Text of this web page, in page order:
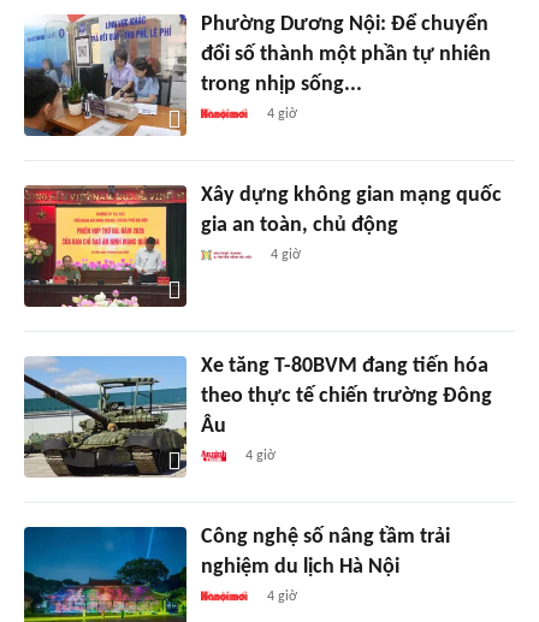
Phường Dương Nội: Để chuyển
đổi số thành một phần tự nhiên
trong nhịp sống...
4 giờ
Xây dựng không gian mạng quốc
gia an toàn, chủ động
4 giờ
Xe tăng T-80BVM đang tiến hóa
theo thực tế chiến trường Đông
Âu
4 giờ
Công nghệ số nâng tầm trải
nghiệm du lịch Hà Nội
4 giờ